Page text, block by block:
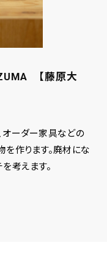
【藤原大
オーダー家具などの
作ります。廃材にな
考えます。